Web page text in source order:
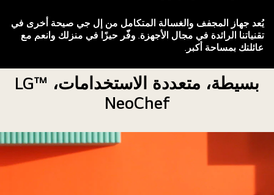
يُعد جهاز المجفف والغسالة المتكامل من إل جي صيحة أخرى في
تقنياتنا الرائدة في مجال الأجهزة. وفّر حيزًا في منزلك وانعم مع
عائلتك بمساحة أكبر.
بسيطة، متعددة الاستخدامات، ™LG
NeoChef